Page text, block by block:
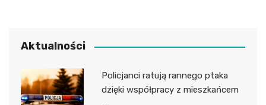
Aktualności
Policjanci ratują rannego ptaka
dzięki współpracy z mieszkańcem